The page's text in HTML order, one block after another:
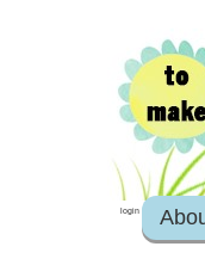
login